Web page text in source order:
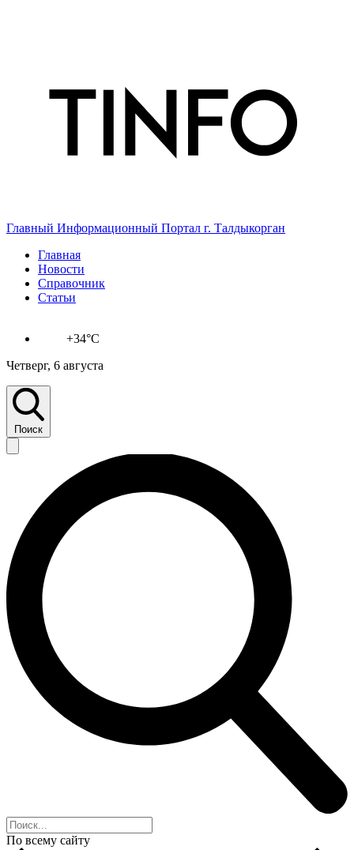
Главный Информационный Портал г. Талдыкорган
Главная
Новости
Справочник
Статьи
+34°C
Четверг, 6 августа
Поиск
По всему сайту